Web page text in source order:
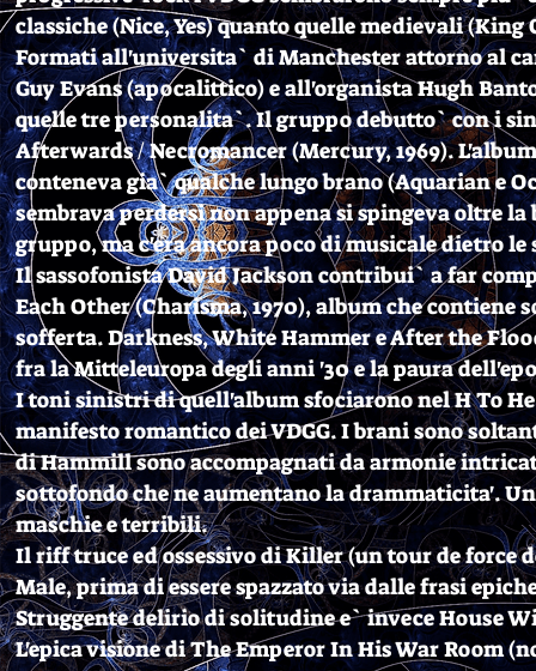
classiche (Nice, Yes) quanto quelle medievali
Formati all'universita` di Manchester attorno al
Guy Evans (apocalittico) e all'organista Hugh
quelle tre personalita`. Il gruppo debutto` con i
Afterwards / Necromancer (Mercury, 1969).
conteneva gia` qualche lungo brano (Aquarian e
sembrava perdersi non appena si spingeva oltre
gruppo, ma c'era ancora poco di musicale dietro le
Il sassofonista David Jackson contribui` a far
Each Other (Charisma, 1970), album che
sofferta. Darkness, White Hammer e After the
fra la Mitteleuropa degli anni '30 e la paura
I toni sinistri di quell'album sfociarono nel H To
manifesto romantico dei VDGG. I brani sono
di Hammill sono accompagnati da armonie
sottofondo che ne aumentano la drammaticita'.
maschie e terribili.
Il riff truce ed ossessivo di Killer (un tour de force
Male, prima di essere spazzato via dalle frasi
Struggente delirio di solitudine e` invece House
L'epica visione di The Emperor In His War Room